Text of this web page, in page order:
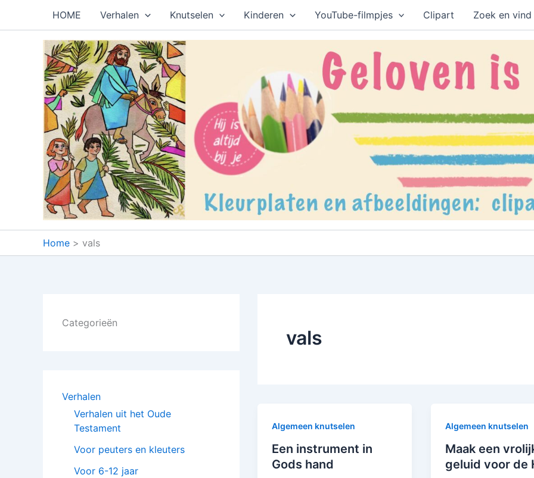
HOME Verhalen Knutselen Kinderen YouTube-filmpjes Clipart Zoek en vind
Home vals
Categorieën
Verhalen
Verhalen uit het Oude
Testament
Voor peuters en kleuters
Voor 6-12 jaar
vals
Algemeen knutselen
Een instrument in
Gods hand
Algemeen knutselen
Maak een
geluid voor de